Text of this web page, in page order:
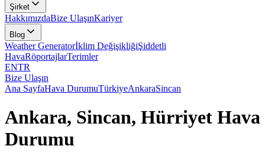
Şirket
HakkımızdaBize UlaşınKariyer
Blog
Weather Generatorİklim DeğişikliğiŞiddetli
HavaRöportajlarTerimler
ENTR
Bize Ulaşın
Ana SayfaHava DurumuTürkiyeAnkaraSincan
Ankara, Sincan, Hürriyet Hava
Durumu